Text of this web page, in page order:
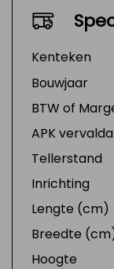
Kenteken
Bouwjaar
BTW of
APK
Tellerstand
Inrichting
Lengte (cm)
Breedte
Hoogte